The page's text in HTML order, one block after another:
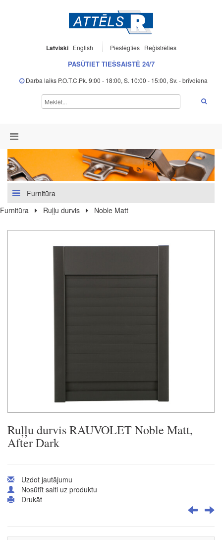
Latviski English Pieslēgties Reģistrēties
PASŪTIET TIEŠSAISTĒ 24/7
Darba laiks P.O.T.C.Pk. 9:00 - 18:00, S. 10:00 - 15:00, Sv. - brīvdiena
Furnitūra
Furnitūra
Ruļļu durvis Noble Matt
Ruļļu durvis RAUVOLET Noble Matt,
After Dark
Uzdot jautājumu
Nosūtīt saiti uz produktu
Drukāt